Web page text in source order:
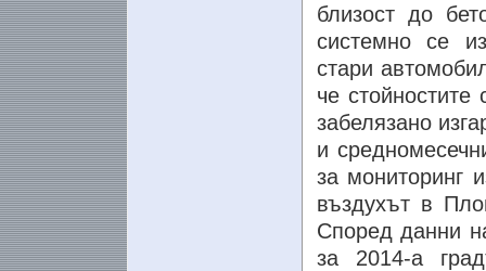
близост до
системно се
стари
че
забелязано
и
за мониторинг
въздухът в
Според данни
за 2014-а